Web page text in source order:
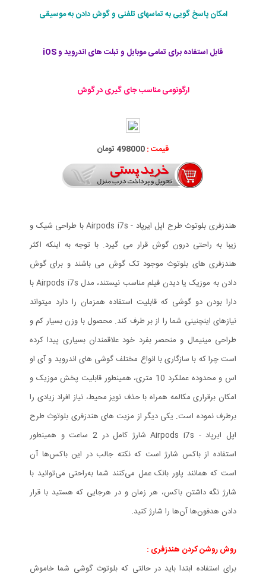
امکان پاسخ گویی به تماسهای تلفنی و گوش دادن به موسیقی
قابل استفاده برای تمامی موبایل و تبلت های اندروید و iOS
ارگونومی مناسب جای گیری در گوش
قیمت :498000 تومان
هندزفری بلوتوث طرح اپل ایرپاد - Airpods i7s با طراحی شیک و
زیبا به راحتی درون گوش قرار می گیرد. با توجه به اینکه اکثر
هندزفری های بلوتوث موجود تک گوش می باشند و برای گوش
دادن به موزیک یا دیدن فیلم مناسب نیستند، مدل Airpods i7s با
دارا بودن دو گوشی که قابلیت استفاده همزمان را دارد میتواند
نیازهای اینچنینی شما را از بر طرف کند. محصول با وزن بسیار کم و
طراحی مینیمال و منحصر بفرد خود علاقمندان بسیاری پیدا کرده
است چرا که با سازگاری با انواع مختلف گوشی های اندروید و آی او
اس و محدوده عملکرد 10 متری، همینطور قابلیت پخش موزیک و
امکان برقراری مکالمه همراه با حذف نویز محیط، نیاز افراد زیادی را
برطرف نموده است. یکی دیگر از مزیت های هندزفری بلوتوث طرح
اپل ایرپاد - Airpods i7s شارژ کامل در 2 ساعت و همینطور
استفاده از باکس شارژ است که نکته جالب در این باکس‌ها آن
است که همانند پاور بانک عمل می‌کنند شما به‌راحتی می‌توانید با
شارژ نگه‌ داشتن باکس‌، هر زمان و در هرجایی که هستید با قرار
دادن هدفون‌ها آن‌ها را شارژ کنید.
روش روشن کردن هندزفری :
برای استفاده ابتدا باید در حالتی که بلوتوث گوشی شما خاموش